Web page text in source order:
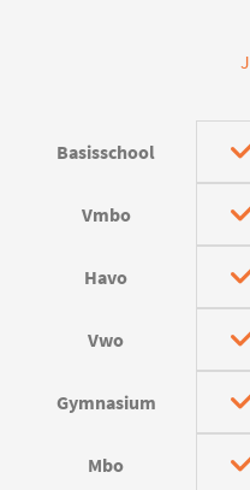
Basisschool
Vmbo
Havo
Vwo
Gymnasium
Mbo